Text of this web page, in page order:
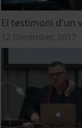
El testimoni d'un
12 December, 2017